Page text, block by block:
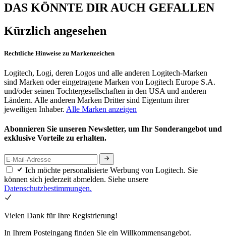
DAS KÖNNTE DIR AUCH GEFALLEN
Kürzlich angesehen
Rechtliche Hinweise zu Markenzeichen
Logitech, Logi, deren Logos und alle anderen Logitech-Marken
sind Marken oder eingetragene Marken von Logitech Europe S.A.
und/oder seinen Tochtergesellschaften in den USA und anderen
Ländern. Alle anderen Marken Dritter sind Eigentum ihrer
jeweiligen Inhaber. Alle Marken anzeigen
Abonnieren Sie unseren Newsletter, um Ihr Sonderangebot und
exklusive Vorteile zu erhalten.
Ich möchte personalisierte Werbung von Logitech. Sie
können sich jederzeit abmelden. Siehe unsere
Datenschutzbestimmungen.
Vielen Dank für Ihre Registrierung!
In Ihrem Posteingang finden Sie ein Willkommensangebot.